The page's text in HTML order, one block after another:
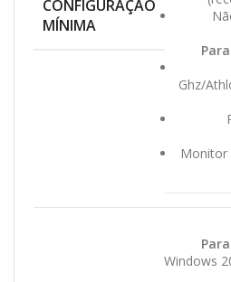
CONFIGURAÇÃO
MÍNIMA
Ghz/
Monitor
Windows